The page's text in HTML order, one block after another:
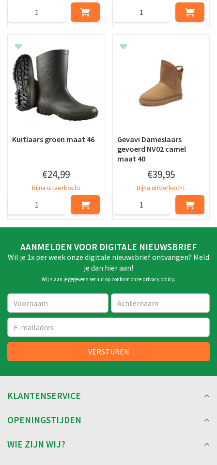
Kuitlaars groen maat 46
€24,99
Bijna uitverkocht
Gevavi Dameslaars
gevoerd NV02 camel
maat 40
€39,95
Bijna uitverkocht
AANMELDEN VOOR DIGITALE NIEUWSBRIEF
Wil je 1x per week onze digitale nieuwsbrief ontvangen? Meld
je dan hier aan!
Wij slaan je gegevens secuur op conform onze privacy policy.
KLANTENSERVICE
OPENINGSTIJDEN
WIE ZIJN WIJ?